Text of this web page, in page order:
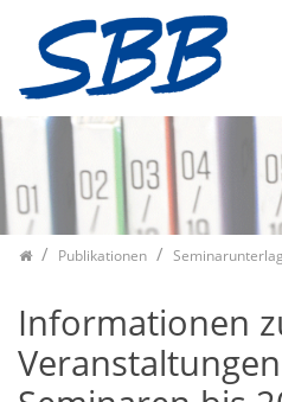
Zum Inhalt springen
Publikationen
Informationen